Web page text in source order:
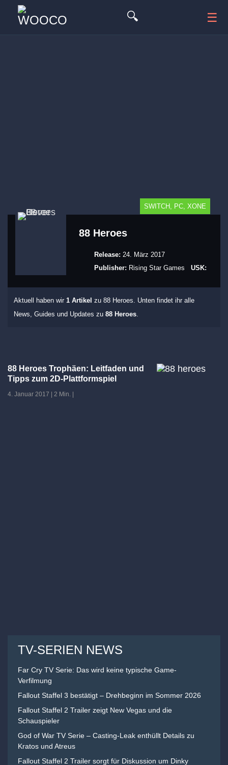
🔍 ☰
SWITCH, PC, XONE
88 Heroes
Release: 24. März 2017
Publisher: Rising Star Games USK:
Aktuell haben wir 1 Artikel zu 88 Heroes. Unten findet ihr alle
News, Guides und Updates zu 88 Heroes.
88 Heroes Trophäen: Leitfaden und
Tipps zum 2D-Plattformspiel
4. Januar 2017 2 Min.
TV-SERIEN NEWS
Far Cry TV Serie: Das wird keine typische Game-
Verfilmung
Fallout Staffel 3 bestätigt – Drehbeginn im Sommer 2026
Fallout Staffel 2 Trailer zeigt New Vegas und die
Schauspieler
God of War TV Serie – Casting-Leak enthüllt Details zu
Kratos und Atreus
Fallout Staffel 2 Trailer sorgt für Diskussion um Dinky